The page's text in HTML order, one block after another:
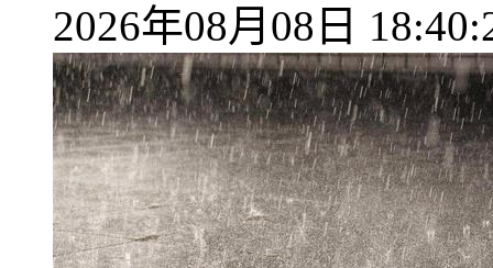
2026年08月08日